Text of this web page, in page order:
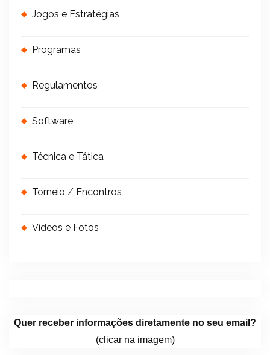
Jogos e Estratégias
Programas
Regulamentos
Software
Técnica e Tática
Torneio / Encontros
Vídeos e Fotos
Quer receber informações diretamente no seu email?
(clicar na imagem)